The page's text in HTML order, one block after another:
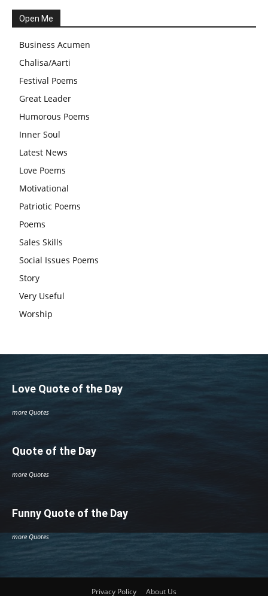
Festival: A Celebration of Tradition and Womanhood
स्वामी अवधेशानंद जी गिरि के जीवन सूत्र:किन चीजों के कारण लोग अशांत
और असंतुलित रहते हैं?
आज का जीवन मंत्र:महिलाएं पुरुषों से श्रेष्ठ होती हैं, हमेशा उनका सम्मान
करना चाहिए और उन्हें पूजनीय दृष्टि से देखना चाहिए
वट सावित्री पूजा विधि और कथा:इस व्रत में सौलह श्रृंगार से सजती हैं
महिलाएं, करती हैं देवी सावित्री और बरगद की पूजा
CBSE 12वीं परीक्षा रद्द होने का असर:बच्चों को अब फोकस कॉम्पिटिटिव
एग्जाम पर करना चाहिए, तनाव लेने की जरूरत नहीं
Open Me
Business Acumen
Chalisa/Aarti
Festival Poems
Great Leader
Humorous Poems
Inner Soul
Latest News
Love Poems
Motivational
Patriotic Poems
Poems
Sales Skills
Social Issues Poems
Story
Very Useful
Worship
Love Quote of the Day
more Quotes
Quote of the Day
more Quotes
Funny Quote of the Day
more Quotes
Privacy Policy About Us